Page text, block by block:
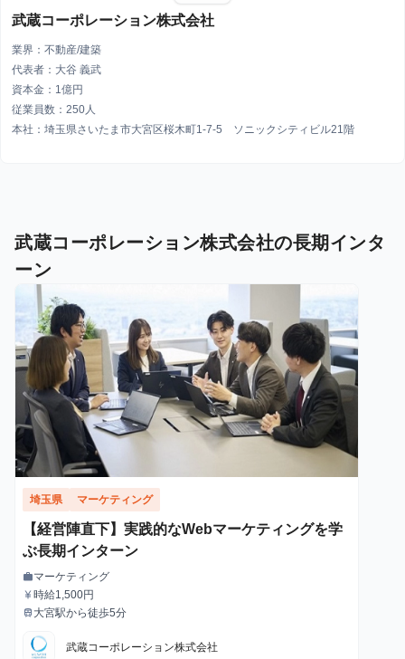
武蔵コーポレーション株式会社
業界：不動産/建築
代表者：大谷 義武
資本金：1億円
従業員数：250人
本社：埼玉県さいたま市大宮区桜木町1-7-5 ソニックシティビル21階
武蔵コーポレーション株式会社の長期インタ
ーン
埼玉県 マーケティング
【経営陣直下】実践的なWebマーケティングを学
ぶ長期インターン
職種
workマーケティング
給与
currency_yen 時給1,500円
最寄駅
train 大宮駅から徒歩5分
武蔵コーポレーション株式会社